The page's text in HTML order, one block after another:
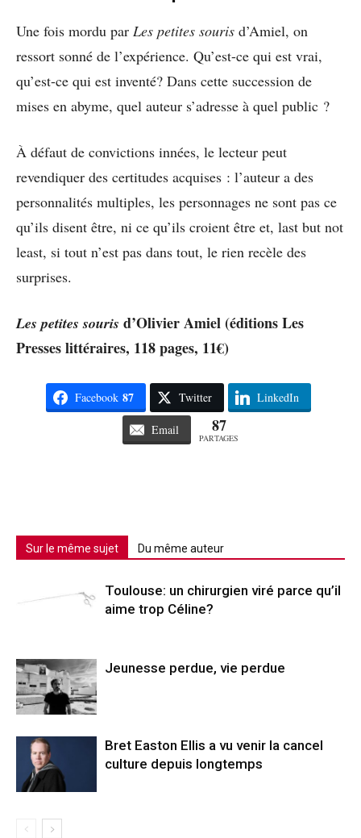
Une fois mordu par Les petites souris d’Amiel, on
ressort sonné de l’expérience. Qu’est-ce qui est vrai,
qu’est-ce qui est inventé? Dans cette succession de
mises en abyme, quel auteur s’adresse à quel public ?
À défaut de convictions innées, le lecteur peut
revendiquer des certitudes acquises : l’auteur a des
personnalités multiples, les personnages ne sont pas ce
qu’ils disent être, ni ce qu’ils croient être et, last but not
least, si tout n’est pas dans tout, le rien recèle des
surprises.
Les petites souris d’Olivier Amiel (éditions Les
Presses littéraires, 118 pages, 11€)
Facebook 87 Twitter LinkedIn
Email 87
PARTAGES
Sur le même sujet Du même auteur
Toulouse: un chirurgien viré parce qu’il
aime trop Céline?
Jeunesse perdue, vie perdue
Bret Easton Ellis a vu venir la cancel
culture depuis longtemps